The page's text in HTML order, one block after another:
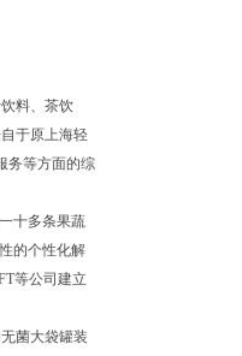
料、茶饮
于原上海轻
务等方面的综
十多条果蔬
的个性化解
等公司建立
菌大袋罐装